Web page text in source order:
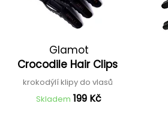
Glamot
Crocodile Hair Clips
krokodýlí klipy do vlasů
Skladem 199 Kč